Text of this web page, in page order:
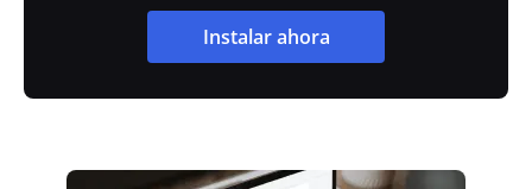
Instalar ahora